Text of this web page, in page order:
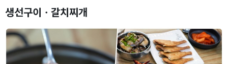
생선구이ㆍ갈치찌개